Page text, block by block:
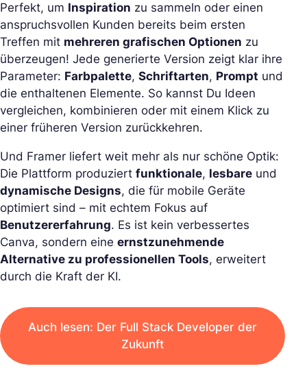
Perfekt, um Inspiration zu sammeln oder einen
anspruchsvollen Kunden bereits beim ersten
Treffen mit mehreren grafischen Optionen zu
überzeugen! Jede generierte Version zeigt klar ihre
Parameter: Farbpalette, Schriftarten, Prompt und
die enthaltenen Elemente. So kannst Du Ideen
vergleichen, kombinieren oder mit einem Klick zu
einer früheren Version zurückkehren.
Und Framer liefert weit mehr als nur schöne Optik:
Die Plattform produziert funktionale, lesbare und
dynamische Designs, die für mobile Geräte
optimiert sind – mit echtem Fokus auf
Benutzererfahrung. Es ist kein verbessertes
Canva, sondern eine ernstzunehmende
Alternative zu professionellen Tools, erweitert
durch die Kraft der KI.
Auch lesen: Der Full Stack Developer der
Zukunft